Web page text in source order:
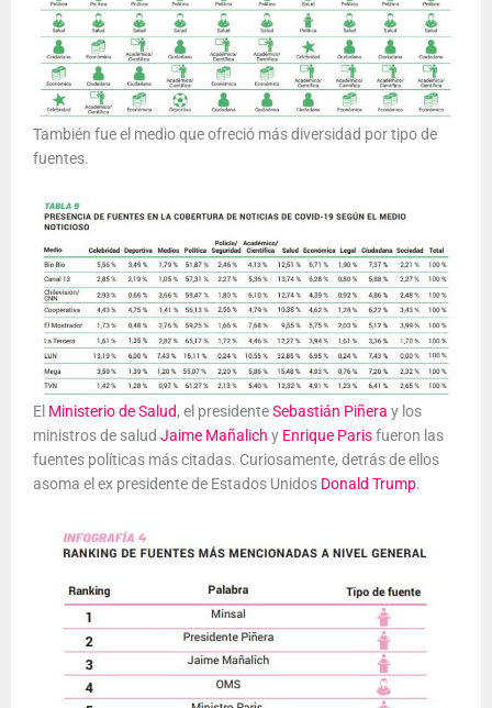
También fue el medio que ofreció más diversidad por tipo de
fuentes.
El Ministerio de Salud, el presidenteSebastián Piñera y los
ministros de salud Jaime Mañalich y Enrique Parisfueron las
fuentes políticas más citadas. Curiosamente, detrás de ellos
asoma el ex presidente de Estados Unidos Donald Trump.